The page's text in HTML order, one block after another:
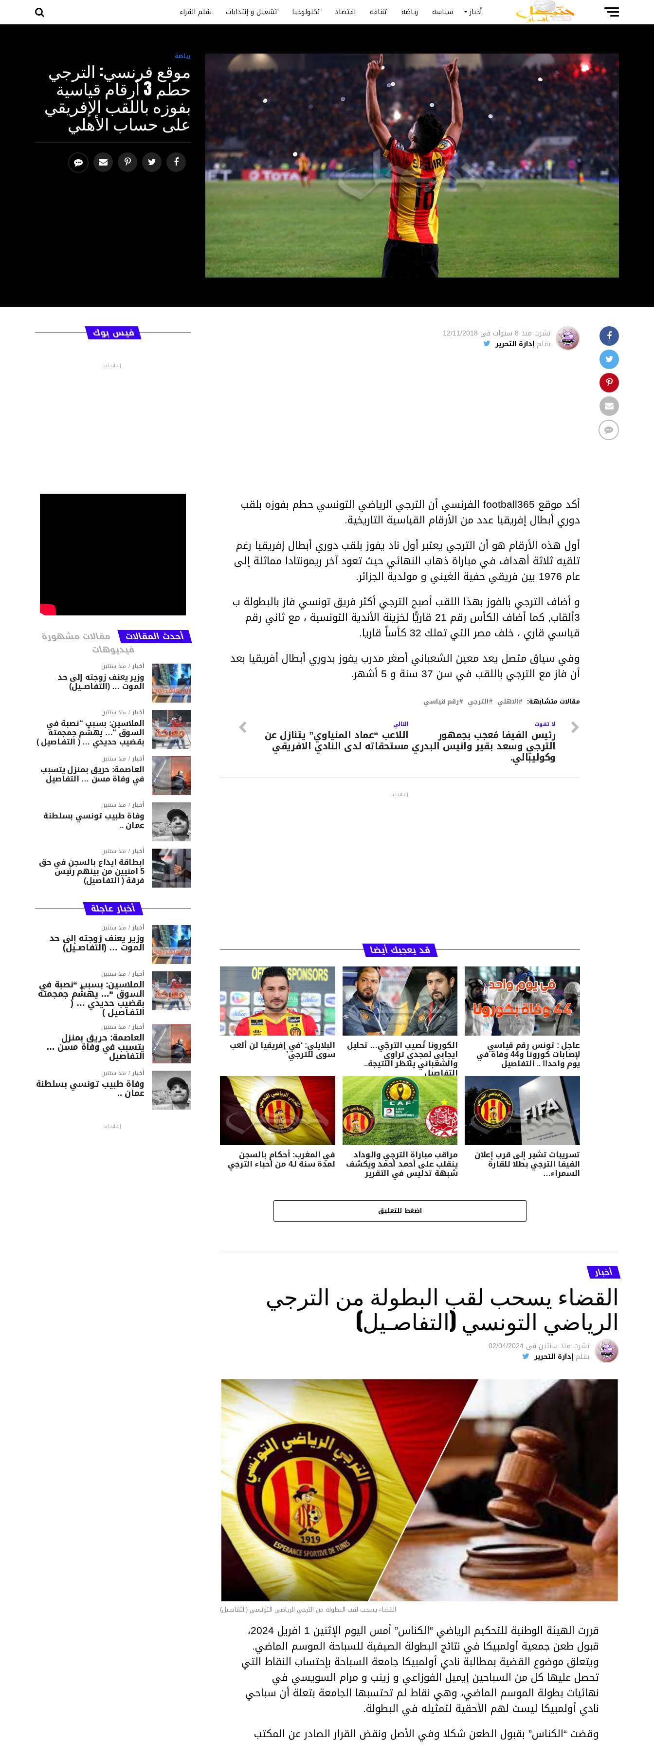
أخبار سياسة رياضة ثقافة اقتصاد تكنولوجيا تشغيل و إنتدابات بقلم القراء
رياضة
موقع فرنسي: الترجي
حطم 3 أرقام قياسية
بفوزه باللقب الإفريقي
على حساب الأهلي
نشرت منذ 8 سنوات فى 12/11/2018
بقلم إدارة التحرير
أكد موقع football365 الفرنسي أن الترجي الرياضي التونسي حطم بفوزه بلقب
دوري أبطال إفريقيا عدد من الأرقام القياسية التاريخية.
أول هذه الأرقام هو أن الترجي يعتبر أول ناد يفوز بلقب دوري أبطال إفريقيا رغم
تلقيه ثلاثة أهداف في مباراة ذهاب النهائي حيث تعود آخر ريمونتادا مماثلة إلى
عام 1976 بين فريقي حفية الغيني و مولدية الجزائر.
و أضاف الترجي بالفوز بهذا اللقب أصبح الترجي أكثر فريق تونسي فاز بالبطولة ب
3ألقاب, كما أضاف الكأس رقم 21 قاريًّا لخزينة الأندية التونسية ، مع ثاني رقم
قياسي قاري ، خلف مصر التي تملك 32 كأساً قاريا.
وفي سياق متصل يعد معين الشعباني أصغر مدرب يفوز بدوري أبطال أفريقيا بعد
أن فاز مع الترجي باللقب في سن 37 سنة و 5 أشهر.
مقالات متشابهة: الاهلي الترجي رقم قياسي
التالي
اللاعب “عماد المنياوي” يتنازل عن
مستحقاته لدى النادي الافريقي
لا تفوت
رئيس الفيفا مُعجب بجمهور
الترجي وسعد بقير وانيس البدري
وكوليبالي.
إعلانات
قد يعجبك أيضا
عاجل : تونس رقم قياسي
لإصابات كورونا و44 وفاة في
يوم واحد!! .. التفاصيل
الكورونا تُصيب الترجّي… تحليل
ايجابي لمجدي تراوي
والشعباني ينتظر النتيجة..
التفاصيل
البلايلي: ‘في إفريقيا لن ألعب
سوى للترجي’
تسريبات تشير إلى قرب إعلان
الفيفا الترجي بطلا للقارة
السمراء…
مراقب مباراة الترجي والوداد
ينقلب على أحمد أحمد ويكشف
شبهة تدليس في التقرير
في المغرب: أحكام بالسجن
لمدة سنة لـ4 من أحباء الترجي
اضغط للتعليق
أخبار
القضاء يسحب لقب البطولة من الترجي
الرياضي التونسي (التفاصـيل)
نشرت منذ سنتين فى 02/04/2024
بقلم إدارة التحرير
القضاء يسحب لقب البطولة من الترجي الرياضي التونسي (التفاصـيل)
قررت الهيئة الوطنية للتحكيم الرياضي “الكناس” أمس اليوم الإثنين 1 افريل 2024،
قبول طعن جمعية أولمبيكا في نتائج البطولة الصيفية للسباحة الموسم الماضي.
ويتعلق موضوع القضية بمطالبة نادي أولمبيكا جامعة السباحة بإحتساب النقاط التي
تحصل عليها كل من السباحين إيميل الفوزاعي و زينب و مرام السويسي في
نهائيات بطولة الموسم الماضي، وهي نقاط لم تحتسبها الجامعة بتعلة أن سباحي
نادي أولمبيكا ليست لهم الأحقية لتمثيله في البطولة.
وقضت “الكناس” بقبول الطعن شكلا وفي الأصل ونقض القرار الصادر عن المكتب
فيس بوك
إعلانات
أحدث المقالات مقالات مشهورة
فيديوهات
أخبار منذ سنتين
وزير يعنف زوجته إلى حد
الموت … (التفاصــيل)
أخبار منذ سنتين
الملاسين: بسبب “نصبة في
السوق “… يهشّم جمجمته
بقضيب حديدي … ( التفـاصيل )
أخبار منذ سنتين
العاصمة: حريق بمنزل يتسبب
في وفاة مسن … التفاصيل
أخبار منذ سنتين
وفاة طبيب تونسي بسلطنة
عمان ..
أخبار منذ سنتين
ابطاقة ايداع بالسجن في حق
5 امنيين من بينهم رئيس
فرقة ( التفاصيل)
أخبار عاجلة
أخبار منذ سنتين
وزير يعنف زوجته إلى حد
الموت … (التفاصــيل)
أخبار منذ سنتين
الملاسين: بسبب “نصبة في
السوق “… يهشّم جمجمته
بقضيب حديدي … (
التفـاصيل )
أخبار منذ سنتين
العاصمة: حريق بمنزل
يتسبب في وفاة مسن …
التفاصيل
أخبار منذ سنتين
وفاة طبيب تونسي بسلطنة
عمان ..
إعلانات